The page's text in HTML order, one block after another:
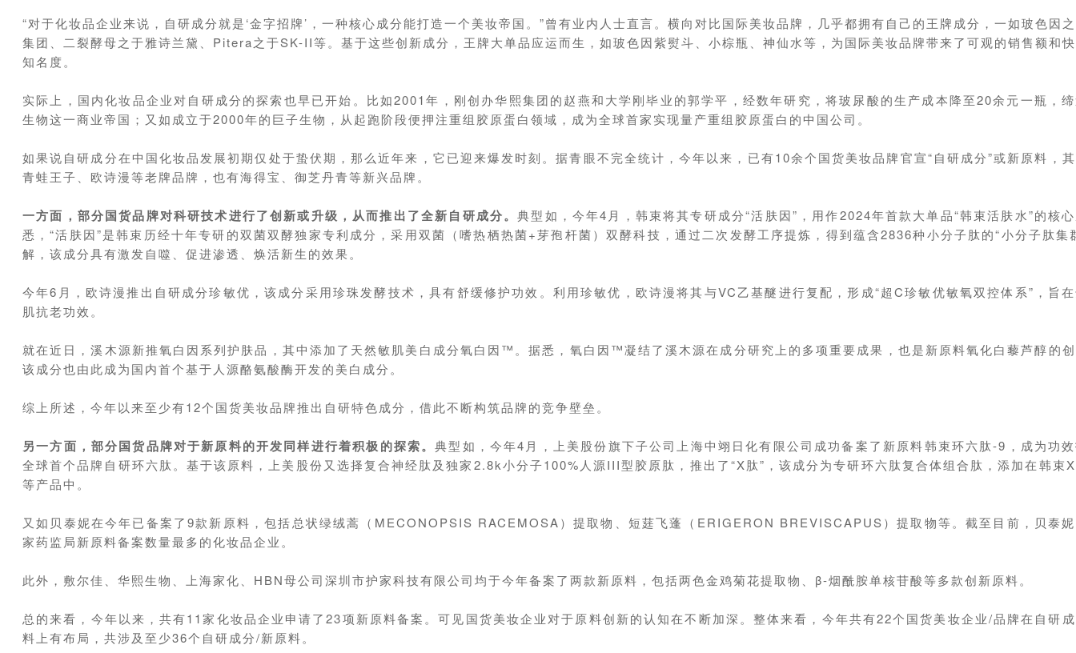
“对于化妆品企业来说，自研成分就是‘金字招牌’，一种核心成分能打造一个美妆帝国。”曾有业内人士直言。横向对比国际美妆品牌，几乎都拥有自己的王牌成分，一如玻色因
集团、二裂酵母之于雅诗兰黛、Pitera之于SK-II等。基于这些创新成分，王牌大单品应运而生，如玻色因紫熨斗、小棕瓶、神仙水等，为国际美妆品牌带来了可观的销售额和
知名度。
实际上，国内化妆品企业对自研成分的探索也早已开始。比如2001年，刚创办华熙集团的赵燕和大学刚毕业的郭学平，经数年研究，将玻尿酸的生产成本降至20余元一瓶，
生物这一商业帝国；又如成立于2000年的巨子生物，从起跑阶段便押注重组胶原蛋白领域，成为全球首家实现量产重组胶原蛋白的中国公司。
如果说自研成分在中国化妆品发展初期仅处于蛰伏期，那么近年来，它已迎来爆发时刻。据青眼不完全统计，今年以来，已有10余个国货美妆品牌官宣“自研成分”或新原料，
青蛙王子、欧诗漫等老牌品牌，也有海得宝、御芝丹青等新兴品牌。
一方面，部分国货品牌对科研技术进行了创新或升级，从而推出了全新自研成分。典型如，今年4月，韩束将其专研成分“活肤因”，用作2024年首款大单品“韩束活肤水”的核
悉，“活肤因”是韩束历经十年专研的双菌双酵独家专利成分，采用双菌（嗜热栖热菌+芽孢杆菌）双酵科技，通过二次发酵工序提炼，得到蕴含2836种小分子肽的“小分子肽集
解，该成分具有激发自噬、促进渗透、焕活新生的效果。
今年6月，欧诗漫推出自研成分珍敏优，该成分采用珍珠发酵技术，具有舒缓修护功效。利用珍敏优，欧诗漫将其与VC乙基醚进行复配，形成“超C珍敏优敏氧双控体系”，旨
肌抗老功效。
就在近日，溪木源新推氧白因系列护肤品，其中添加了天然敏肌美白成分氧白因™。据悉，氧白因™凝结了溪木源在成分研究上的多项重要成果，也是新原料氧化白藜芦醇的
该成分也由此成为国内首个基于人源酪氨酸酶开发的美白成分。
综上所述，今年以来至少有12个国货美妆品牌推出自研特色成分，借此不断构筑品牌的竞争壁垒。
另一方面，部分国货品牌对于新原料的开发同样进行着积极的探索。典型如，今年4月，上美股份旗下子公司上海中翊日化有限公司成功备案了新原料韩束环六肽-9，成为功
全球首个品牌自研环六肽。基于该原料，上美股份又选择复合神经肽及独家2.8k小分子100%人源III型胶原肽，推出了“X肽”，该成分为专研环六肽复合体组合肽，添加在韩束
等产品中。
又如贝泰妮在今年已备案了9款新原料，包括总状绿绒蒿（MECONOPSIS RACEMOSA）提取物、短莛飞蓬（ERIGERON BREVISCAPUS）提取物等。截至目前，贝泰
家药监局新原料备案数量最多的化妆品企业。
此外，敷尔佳、华熙生物、上海家化、HBN母公司深圳市护家科技有限公司均于今年备案了两款新原料，包括两色金鸡菊花提取物、β-烟酰胺单核苷酸等多款创新原料。
总的来看，今年以来，共有11家化妆品企业申请了23项新原料备案。可见国货美妆企业对于原料创新的认知在不断加深。整体来看，今年共有22个国货美妆企业/品牌在自研
料上有布局，共涉及至少36个自研成分/新原料。